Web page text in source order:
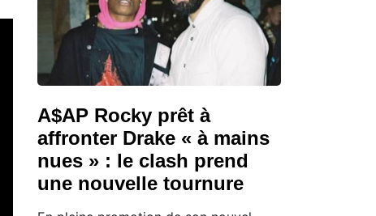
A$AP Rocky prêt à
affronter Drake « à mains
nues » : le clash prend
une nouvelle tournure